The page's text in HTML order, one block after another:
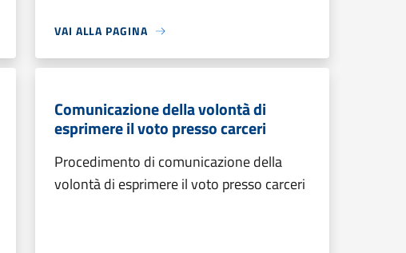
VAI ALLA PAGINA
Comunicazione della volontà di
esprimere il voto presso carceri
Procedimento di comunicazione della
volontà di esprimere il voto presso carceri